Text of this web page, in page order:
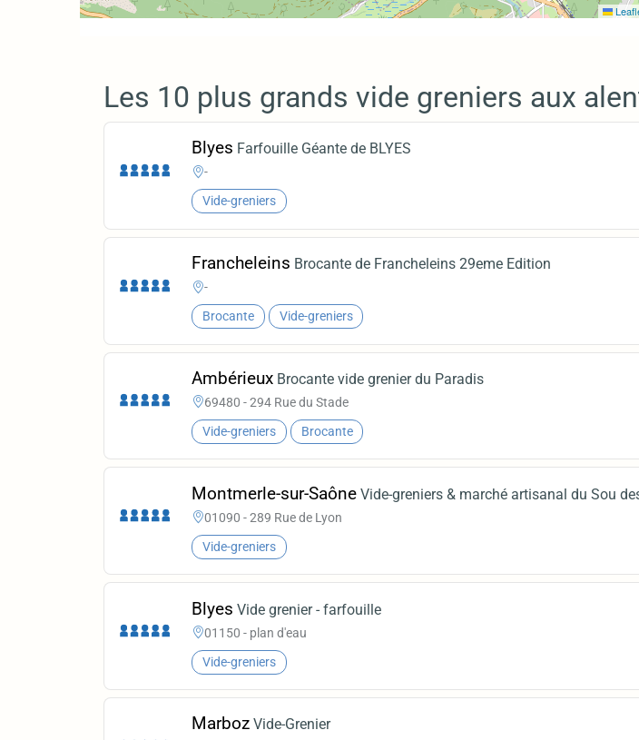
Les 10 plus grands vide greniers aux
Blyes Farfouille Géante de BLYES
-
Vide-greniers
Francheleins Brocante de Francheleins 29eme Edition
-
Brocante Vide-greniers
Ambérieux Brocante vide grenier du Paradis
69480 - 294 Rue du Stade
Vide-greniers Brocante
Montmerle-sur-Saône Vide-greniers & marché artisanal du Sou
01090 - 289 Rue de Lyon
Vide-greniers
Blyes Vide grenier - farfouille
01150 - plan d'eau
Vide-greniers
Marboz Vide-Grenier